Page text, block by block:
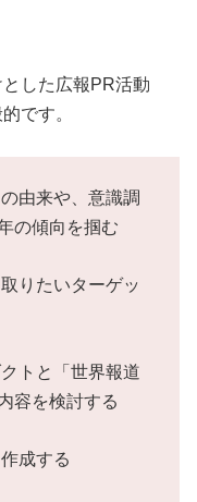
とした広報PR活動
です。
由来や、意識調
の傾向を掴む
りたいターゲッ
トと「世界報道
容を検討する
成する